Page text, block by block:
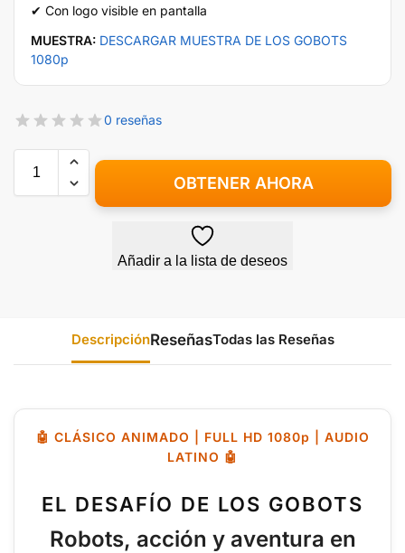
✔ Con logo visible en pantalla
MUESTRA: DESCARGAR MUESTRA DE LOS GOBOTS
1080p
0 reseñas
OBTENER AHORA
Añadir a la lista de deseos
Descripción Todas las Reseñas
🤖 CLÁSICO ANIMADO | FULL HD 1080p | AUDIO
LATINO 🤖
EL DESAFÍO DE LOS GOBOTS
Robots, acción y aventura en